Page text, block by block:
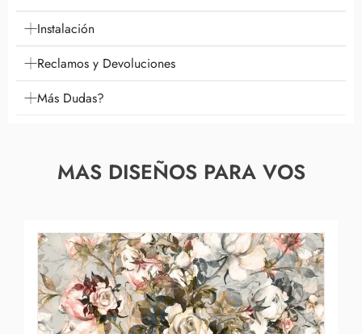
Instalación
Reclamos y Devoluciones
Más Dudas?
MAS DISEÑOS PARA VOS